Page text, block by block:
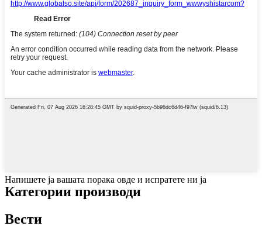
Напишете ја вашата порака овде и испратете ни ја
Категории производи
Вести